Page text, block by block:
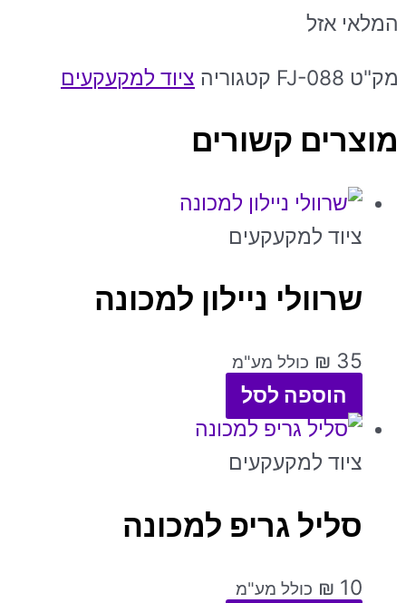
המלאי אזל
מק"ט FJ-088 קטגוריה ציוד למקעקעים
מוצרים קשורים
ציוד למקעקעים
שרוולי ניילון למכונה
₪ 35 כולל מע"מ
הוספה לסל
ציוד למקעקעים
סליל גריפ למכונה
₪ 10 כולל מע"מ